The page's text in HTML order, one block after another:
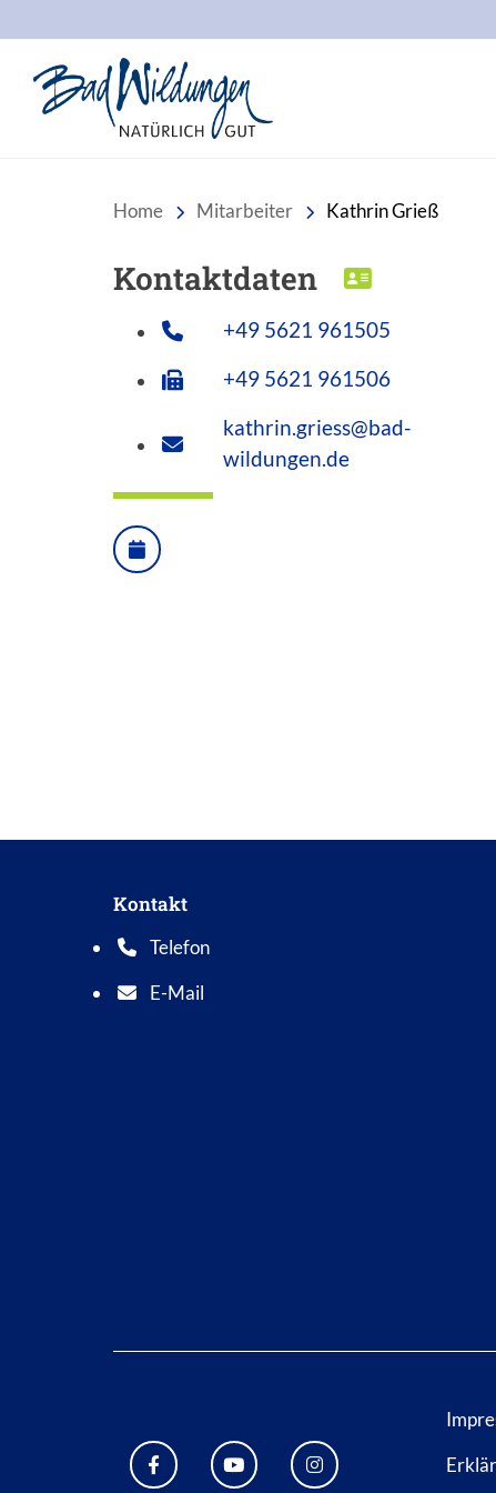
Home Mitarbeiter Kathrin Grieß
Kontaktdaten
+49 5621 961505
+49 5621 961506
kathrin.griess@bad-
wildungen.de
ONLINE TERMINVEREINBARUNG
Kontakt
Telefon
Telefonnummer: 0 5 6 2 1 7 0 1 0
E-Mail
E-Mail Adresse: info@bad-wildungen.de
FACEBOOK BAD WILDUNGEN
YOUTUBE KANAL STADT
INSTAGRAM